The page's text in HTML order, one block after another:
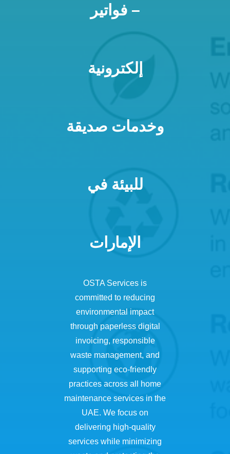
– فواتير
إلكترونية
وخدمات صديقة
للبيئة في
الإمارات
OSTA Services is
committed to reducing
environmental impact
through paperless digital
invoicing, responsible
waste management, and
supporting eco-friendly
practices across all home
maintenance services in the
UAE. We focus on
delivering high-quality
services while minimizing